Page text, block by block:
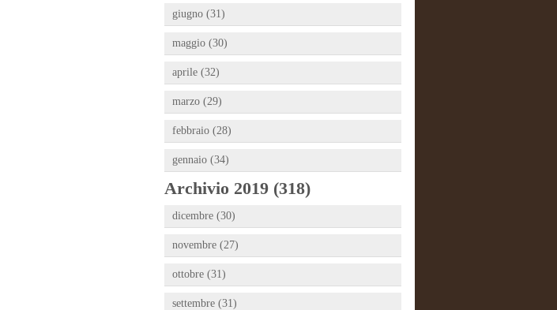
giugno (31)
maggio (30)
aprile (32)
marzo (29)
febbraio (28)
gennaio (34)
Archivio 2019 (318)
dicembre (30)
novembre (27)
ottobre (31)
settembre (31)